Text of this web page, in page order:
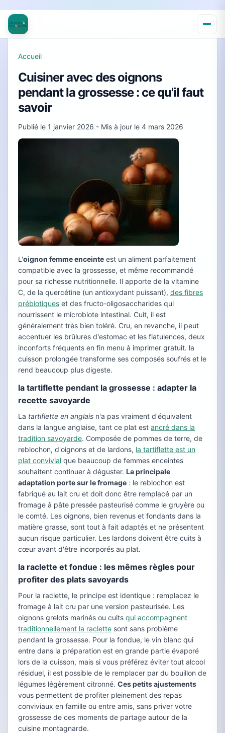
Accueil
Cuisiner avec des oignons
pendant la grossesse : ce qu'il faut
savoir
Publié le 1 janvier 2026 - Mis à jour le 4 mars 2026
L'oignon femme enceinte est un aliment parfaitement
compatible avec la grossesse, et même recommandé
pour sa richesse nutritionnelle. Il apporte de la vitamine
C, de la quercétine (un antioxydant puissant), des fibres
prébiotiques et des fructo-oligosaccharides qui
nourrissent le microbiote intestinal. Cuit, il est
généralement très bien toléré. Cru, en revanche, il peut
accentuer les brûlures d'estomac et les flatulences, deux
inconforts fréquents en fin menu à imprimer gratuit. la
cuisson prolongée transforme ses composés soufrés et le
rend beaucoup plus digeste.
la tartiflette pendant la grossesse : adapter la
recette savoyarde
La tartiflette en anglais n'a pas vraiment d'équivalent
dans la langue anglaise, tant ce plat est ancré dans la
tradition savoyarde. Composée de pommes de terre, de
reblochon, d'oignons et de lardons, la tartiflette est un
plat convivial que beaucoup de femmes enceintes
souhaitent continuer à déguster. La principale
adaptation porte sur le fromage : le reblochon est
fabriqué au lait cru et doit donc être remplacé par un
fromage à pâte pressée pasteurisé comme le gruyère ou
le comté. Les oignons, bien revenus et fondants dans la
matière grasse, sont tout à fait adaptés et ne présentent
aucun risque particulier. Les lardons doivent être cuits à
cœur avant d'être incorporés au plat.
la raclette et fondue : les mêmes règles pour
profiter des plats savoyards
Pour la raclette, le principe est identique : remplacez le
fromage à lait cru par une version pasteurisée. Les
oignons grelots marinés ou cuits qui accompagnent
traditionnellement la raclette sont sans problème
pendant la grossesse. Pour la fondue, le vin blanc qui
entre dans la préparation est en grande partie évaporé
lors de la cuisson, mais si vous préférez éviter tout alcool
résiduel, il est possible de le remplacer par du bouillon de
légumes légèrement citronné. Ces petits ajustements
vous permettent de profiter pleinement des repas
conviviaux en famille ou entre amis, sans priver votre
grossesse de ces moments de partage autour de la
cuisine montagnarde.